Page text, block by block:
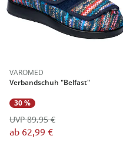
VAROMED
Verbandschuh "Belfast"
30 %
ab 62,99 €
UVP 89,95 €